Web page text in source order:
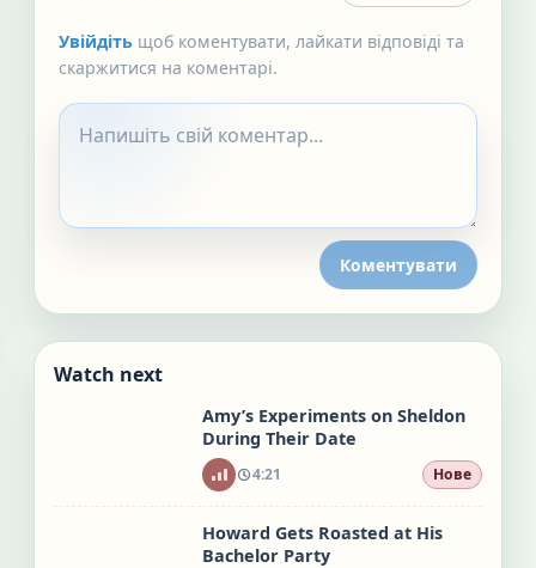
Увійдіть щоб коментувати, лайкати відповіді та
скаржитися на коментарі.
Коментувати
Watch next
Amy’s Experiments on Sheldon
During Their Date
4:21 Нове
Howard Gets Roasted at His
Bachelor Party